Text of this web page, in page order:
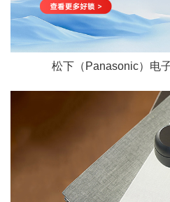
松下（Panasonic）电